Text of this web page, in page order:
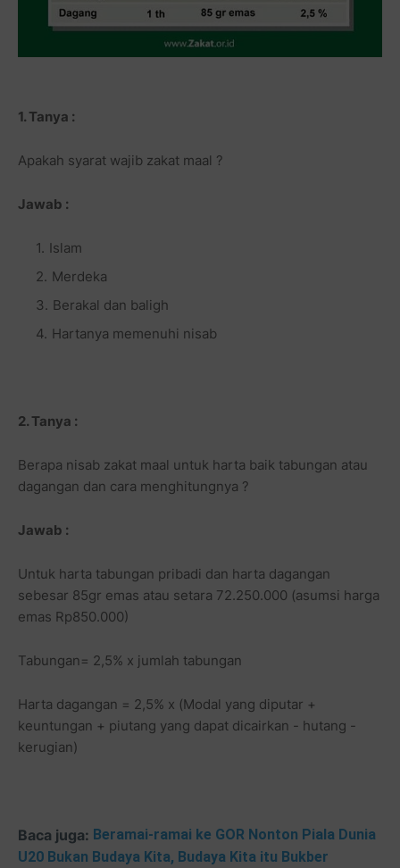
1. Tanya :
Apakah syarat wajib zakat maal ?
Jawab :
Islam
Merdeka
Berakal dan baligh
Hartanya memenuhi nisab
2. Tanya :
Berapa nisab zakat maal untuk harta baik tabungan atau
dagangan dan cara menghitungnya ?
Jawab :
Untuk harta tabungan pribadi dan harta dagangan
sebesar 85gr emas atau setara 72.250.000 (asumsi harga
emas Rp850.000)
Tabungan= 2,5% x jumlah tabungan
Harta dagangan = 2,5% x (Modal yang diputar +
keuntungan + piutang yang dapat dicairkan - hutang -
kerugian)
Baca juga: Beramai-ramai ke GOR Nonton Piala Dunia
U20 Bukan Budaya Kita, Budaya Kita itu Bukber